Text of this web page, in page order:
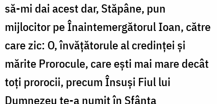
să-mi dai acest dar, Stăpâne, pun
mijlocitor pe Înaintemergătorul Ioan, către
care zic: O, învăţătorule al credinţei şi
mărite Prorocule, care eşti mai mare decât
toţi prorocii, precum Însuşi Fiul lui
Dumnezeu te-a numit în Sfânta